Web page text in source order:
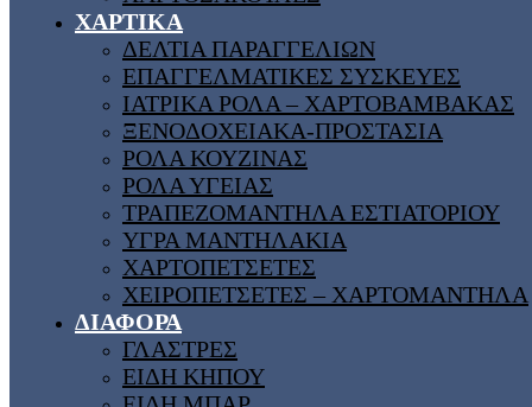
ΧΑΡΤΙΚΑ
ΔΕΛΤΙΑ ΠΑΡΑΓΓΕΛΙΩΝ
ΕΠΑΓΓΕΛΜΑΤΙΚΕΣ ΣΥΣΚΕΥΕΣ
ΙΑΤΡΙΚΑ ΡΟΛΑ – ΧΑΡΤΟΒΑΜΒΑΚΑΣ
ΞΕΝΟΔΟΧΕΙΑΚΑ-ΠΡΟΣΤΑΣΙΑ
ΡΟΛΑ ΚΟΥΖΙΝΑΣ
ΡΟΛΑ ΥΓΕΙΑΣ
ΤΡΑΠΕΖΟΜΑΝΤΗΛΑ ΕΣΤΙΑΤΟΡΙΟΥ
ΥΓΡΑ ΜΑΝΤΗΛΑΚΙΑ
ΧΑΡΤΟΠΕΤΣΕΤΕΣ
ΧΕΙΡΟΠΕΤΣΕΤΕΣ – ΧΑΡΤΟΜΑΝΤΗΛΑ
ΔΙΑΦΟΡΑ
ΓΛΑΣΤΡΕΣ
ΕΙΔΗ ΚΗΠΟΥ